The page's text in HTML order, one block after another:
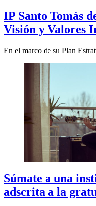
IP Santo Tomás
Visión y Valores
En el marco de su Plan
Súmate a una
adscrita a la